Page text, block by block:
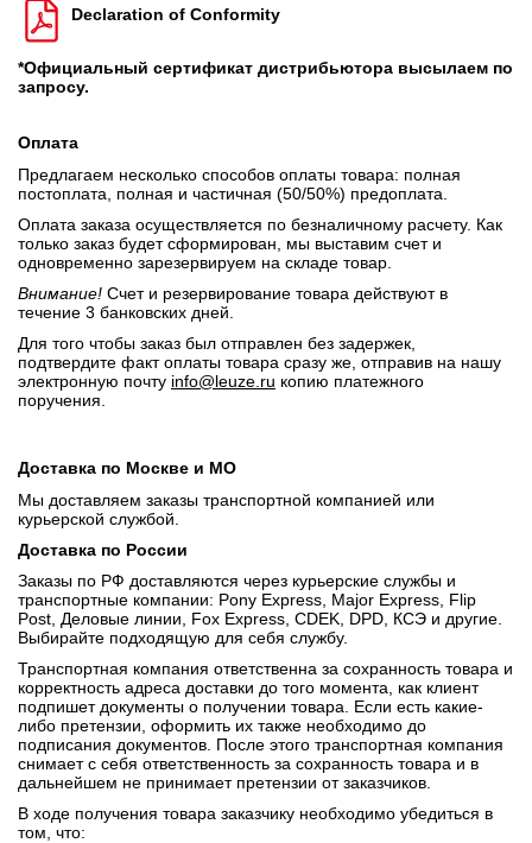
Declaration of Conformity
*Официальный сертификат дистрибьютора высылаем по
запросу.
Оплата
Предлагаем несколько способов оплаты товара: полная
постоплата, полная и частичная (50/50%) предоплата.
Оплата заказа осуществляется по безналичному расчету. Как
только заказ будет сформирован, мы выставим счет и
одновременно зарезервируем на складе товар.
Внимание! Счет и резервирование товара действуют в
течение 3 банковских дней.
Для того чтобы заказ был отправлен без задержек,
подтвердите факт оплаты товара сразу же, отправив на нашу
электронную почту info@leuze.ru копию платежного
поручения.
Доставка по Москве и МО
Мы доставляем заказы транспортной компанией или
курьерской службой.
Доставка по России
Заказы по РФ доставляются через курьерские службы и
транспортные компании: Pony Express, Major Express, Flip
Post, Деловые линии, Fox Express, CDEK, DPD, КСЭ и другие.
Выбирайте подходящую для себя службу.
Транспортная компания ответственна за сохранность товара и
корректность адреса доставки до того момента, как клиент
подпишет документы о получении товара. Если есть какие-
либо претензии, оформить их также необходимо до
подписания документов. После этого транспортная компания
снимает с себя ответственность за сохранность товара и в
дальнейшем не принимает претензии от заказчиков.
В ходе получения товара заказчику необходимо убедиться в
том, что: